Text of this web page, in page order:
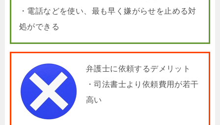
・電話などを使い、最も早く嫌がらせを止める対
処ができる
弁護士に依頼するデメリット
・司法書士より依頼費用が若干
高い